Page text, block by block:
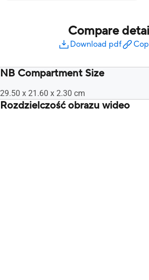
Compare
Download pdf
NB Compartment Size
29.50 x 21.60 x 2.30 cm
Rozdzielczość obrazu wideo